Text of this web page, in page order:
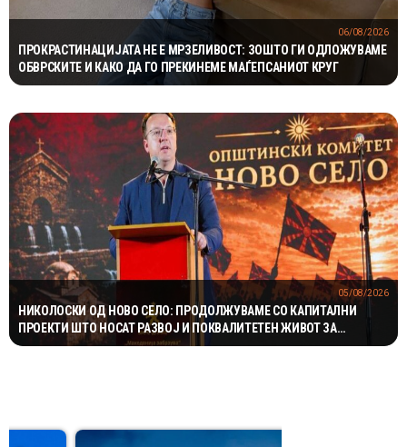
ПРОКРАСТИНАЦИЈАТА НЕ Е МРЗЕЛИВОСТ: ЗОШТО ГИ ОДЛОЖУВАМЕ
ОБВРСКИТЕ И КАКО ДА ГО ПРЕКИНЕМЕ МАЃЕПСАНИОТ КРУГ
06/08/2026
НИКОЛОСКИ ОД НОВО СЕЛО: ПРОДОЛЖУВАМЕ СО КАПИТАЛНИ
ПРОЕКТИ ШТО НОСАТ РАЗВОЈ И ПОКВАЛИТЕТЕН ЖИВОТ ЗА
ГРАЃАНИТЕ
05/08/2026